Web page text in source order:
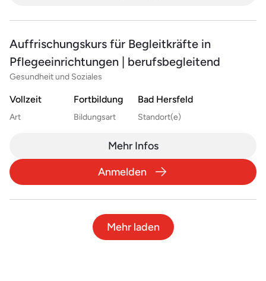
Auffrischungskurs für Begleitkräfte in
Pflegeeinrichtungen | berufsbegleitend
Gesundheit und Soziales
Vollzeit
Art
Fortbildung
Bildungsart
Bad Hersfeld
Standort(e)
Mehr Infos
Anmelden
Mehr laden